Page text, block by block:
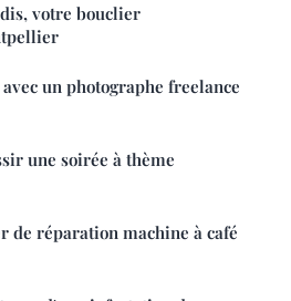
votre bouclier
un photographe freelance
une soirée à thème
de réparation machine à café